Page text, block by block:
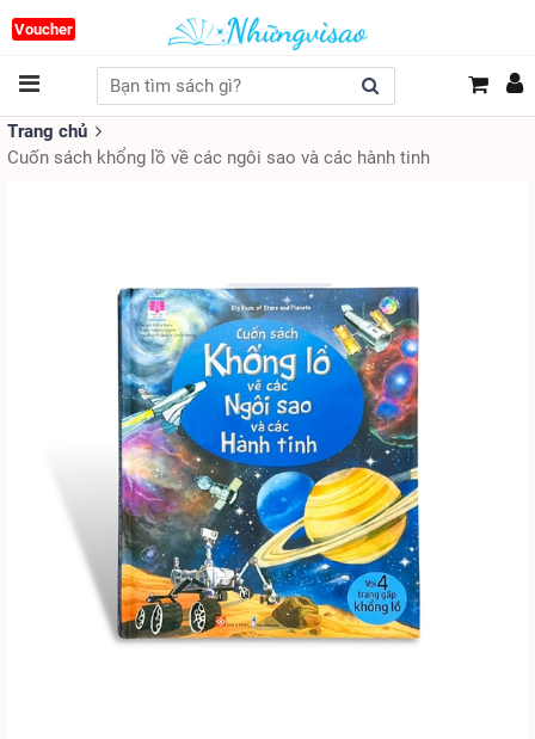
Voucher
Trang chủ
Cuốn sách khổng lồ về các ngôi sao và các hành tinh